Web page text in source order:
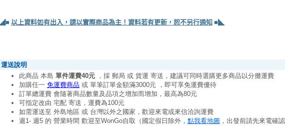
◢■ 以上資料如有出入，請以實際商品為主！資料若有更新，恕不另行通知 ■◣